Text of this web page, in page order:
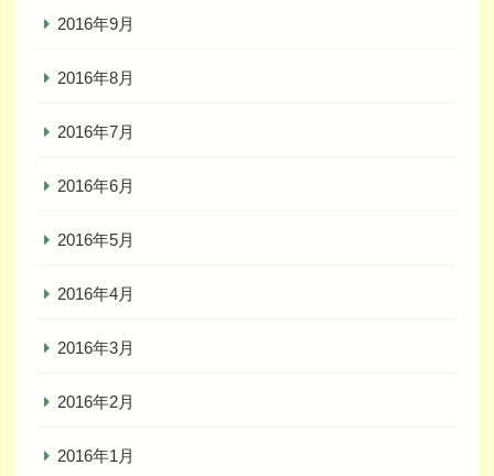
2016年9月
2016年8月
2016年7月
2016年6月
2016年5月
2016年4月
2016年3月
2016年2月
2016年1月